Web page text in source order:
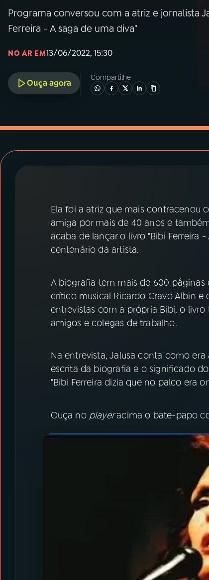
03PROGRAMAÇÃO
05PODCASTS
06VIDEOCASTS
ACOMPANHE A RÁDIO MEC
YouTube Facebook
Programa conversou com a atriz e jornalista
Ferreira - A saga de uma diva"
NO AR EM13/06/2022, 15:30
Ouça agora
Compartilhe
Ela foi a atriz que mais contracenou
amiga por mais de 40 anos e
acaba de lançar o livro "Bibi Ferreira
centenário da artista.
A biografia tem mais de 600 páginas
crítico musical Ricardo Cravo Albin e
entrevistas com a própria Bibi, o
amigos e colegas de trabalho.
Na entrevista, Jalusa conta como
escrita da biografia e o significado
"Bibi Ferreira dizia que no palco era
Ouça no playeracima o bate-papo